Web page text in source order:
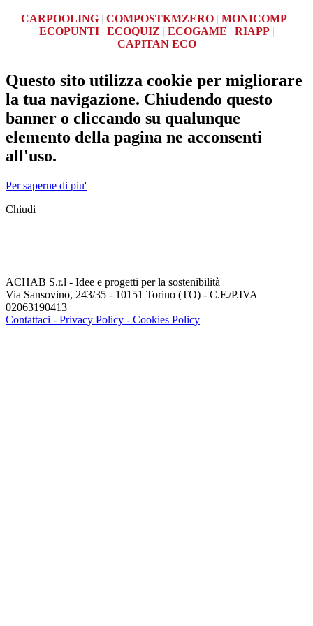
CARPOOLING | COMPOSTKMZERO | MONICOMP |
ECOPUNTI| ECOQUIZ | ECOGAME | RIAPP|
CAPITAN ECO
Questo sito utilizza cookie per migliorare
la tua navigazione. Chiudendo questo
banner o cliccando su qualunque
elemento della pagina ne acconsenti
all'uso.
Per saperne di piu'
Chiudi
ACHAB S.r.l - Idee e progetti per la sostenibilità
Via Sansovino, 243/35 - 10151 Torino (TO) - C.F./P.IVA
02063190413
Contattaci - Privacy Policy - Cookies Policy